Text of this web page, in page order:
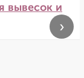
вывесок и
›